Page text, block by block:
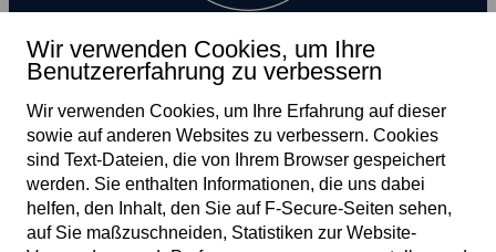
Newsletter abonnieren
Wir verwenden Cookies, um Ihre
Benutzererfahrung zu verbessern
Wir verwenden Cookies, um Ihre Erfahrung auf dieser
sowie auf anderen Web­sites zu verbessern. Cookies
sind Text-Dateien, die von Ihrem Browser gespeichert
werden. Sie enthalten Informationen, die uns dabei
helfen, den Inhalt, den Sie auf F‑Secure-Seiten sehen,
auf Sie maßzuschneiden, Statistiken zur Web­site-